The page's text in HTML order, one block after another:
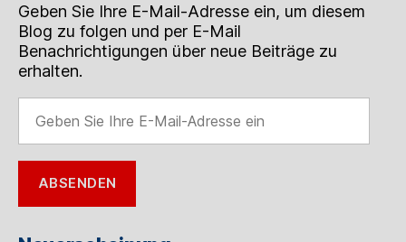
Geben Sie Ihre E-Mail-Adresse ein, um diesem
Blog zu folgen und per E-Mail
Benachrichtigungen über neue Beiträge zu
erhalten.
Sie
Ihre
E-
Mail-
Adresse
ABSENDEN